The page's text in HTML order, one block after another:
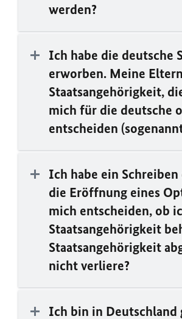
werden?
Ich habe die deutsche
erworben. Meine
Staatsangehörigkeit,
mich für die deutsche
entscheiden
Ich habe ein
die Eröffnung eines
mich entscheiden, ob
Staatsangehörigkeit
Staatsangehörigkeit
nicht verliere?
Ich bin in Deutschland